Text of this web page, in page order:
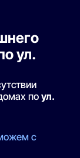
ул.
поул.
с